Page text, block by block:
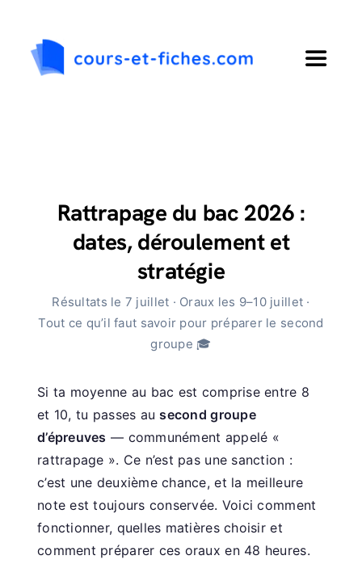
contenu
Toggle
Collège
Langues
Rattrapage du bac 2026 :
dates, déroulement et
stratégie
Résultats le 7 juillet · Oraux les 9–10 juillet ·
Tout ce qu’il faut savoir pour préparer le second
groupe 🎓
Si ta moyenne au bac est comprise entre 8
et 10, tu passes ausecond groupe
d’épreuves — communément appelé «
rattrapage ». Ce n’est pas une sanction :
c’est une deuxième chance, et la meilleure
note est toujours conservée. Voici comment
fonctionner, quelles matières choisir et
comment préparer ces oraux en 48 heures.